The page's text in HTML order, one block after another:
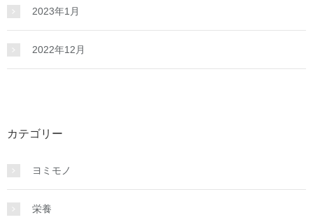
2023年1月
2022年12月
カテゴリー
ヨミモノ
栄養